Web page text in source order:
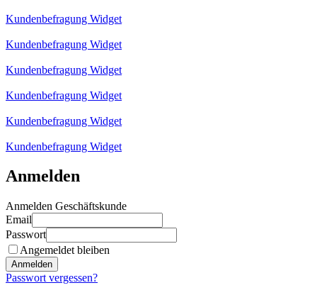
Kundenbefragung Widget
Kundenbefragung Widget
Kundenbefragung Widget
Kundenbefragung Widget
Kundenbefragung Widget
Kundenbefragung Widget
Anmelden
Anmelden Geschäftskunde
Email
Passwort
Angemeldet bleiben
Anmelden
Passwort vergessen?